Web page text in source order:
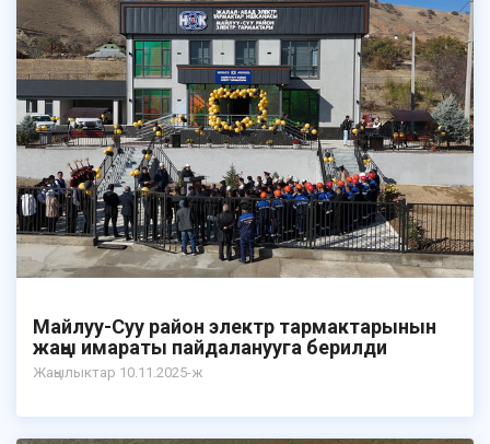
Майлуу-Суу район электр тармактарынын
жаңы имараты пайдаланууга берилди
Жаңылыктар 10.11.2025-ж